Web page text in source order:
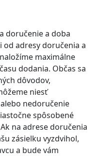
doručenie a doba
od adresy doručenia a
maximálne
dodania. Občas sa
dôvodov,
niesť
nedoručenie
spôsobené
na adrese doručenia
zásielku vyzdvihol,
a bude vám